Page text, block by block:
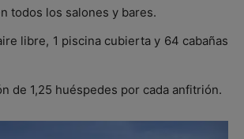
todos los salones y bares.
libre, 1 piscina cubierta y 64 cabañas
de 1,25 huéspedes por cada anfitrión.